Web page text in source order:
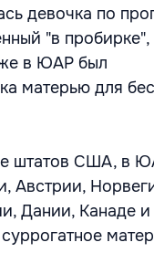
девочка по
"в пробирке",
в ЮАР был
матерью для
штатов США, в
Австрии,
Дании, Канаде и